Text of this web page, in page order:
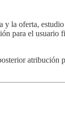
la oferta,
para el usuario
atribución